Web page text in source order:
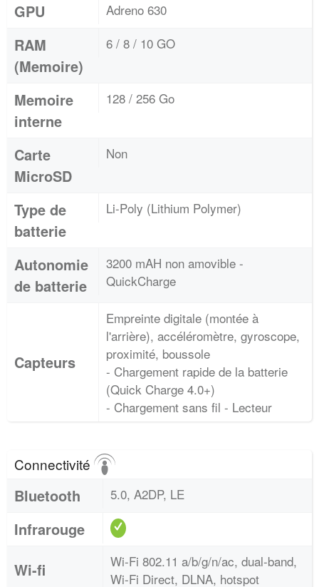
GPU Adreno 630
RAM
(Memoire)
6 / 8 / 10 GO
Memoire
interne
128 / 256 Go
Carte
MicroSD
Non
Type de
batterie
Li-Poly (Lithium Polymer)
Autonomie
de batterie
3200 mAH non amovible -
QuickCharge
Capteurs
Empreinte digitale (montée à
l'arrière), accéléromètre, gyroscope,
proximité, boussole
- Chargement rapide de la batterie
(Quick Charge 4.0+)
- Chargement sans fil - Lecteur
Connectivité
Bluetooth 5.0, A2DP, LE
Infrarouge
Wi-fi
Wi-Fi 802.11 a/b/g/n/ac, dual-band,
Wi-Fi Direct, DLNA, hotspot